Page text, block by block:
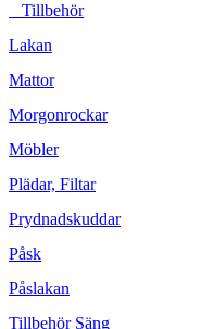
Tillbehör
Lakan
Mattor
Morgonrockar
Möbler
Plädar, Filtar
Prydnadskuddar
Påsk
Påslakan
Tillbehör Säng